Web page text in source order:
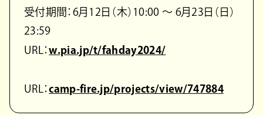
受付期間：6月12日（木）10:00 〜 6月23日（日）
23:59
URL：w.pia.jp/t/fahday2024/
URL：camp-fire.jp/projects/view/747884